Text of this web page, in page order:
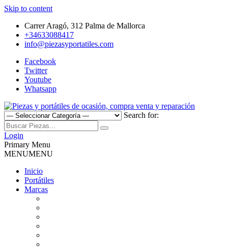
Skip to content
Carrer Aragó, 312 Palma de Mallorca
+34633088417
info@piezasyportatiles.com
Facebook
Twitter
Youtube
Whatsapp
Piezas y portátiles de ocasión,
compra venta y reparación
Todo lo que necesitas para reparar tu portatil, Pantallas, Teclas,
Teclados, Baterías, Carcasas, Placas, Gráficas, Procesadores,
Ventiladores
Search for:
Login
Primary Menu
MENUMENU
Inicio
Portátiles
Marcas